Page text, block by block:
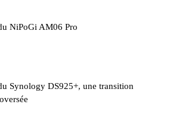
NiPoGi AM06 Pro
Synology DS925+, une transition